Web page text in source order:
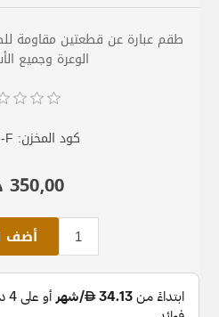
طقم عبارة عن قطعتين مقاومة
الوعرة وجميع
كود المخزن: F
350٫00 د.إ.‏
أضف